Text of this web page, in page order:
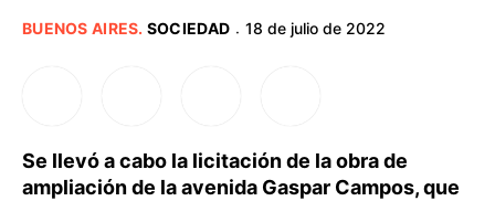
BUENOS AIRES. SOCIEDAD · 18 de julio de 2022
Se llevó a cabo la licitación de la obra de
ampliación de la avenida Gaspar Campos, que